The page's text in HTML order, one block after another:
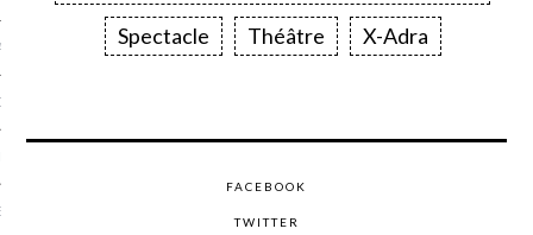
CARAVELLE
PODCAST
Spectacle
Théâtre X-Adra
FACEBOOK
TWITTER